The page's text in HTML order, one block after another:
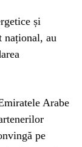
și
național, au
Arabe
pe